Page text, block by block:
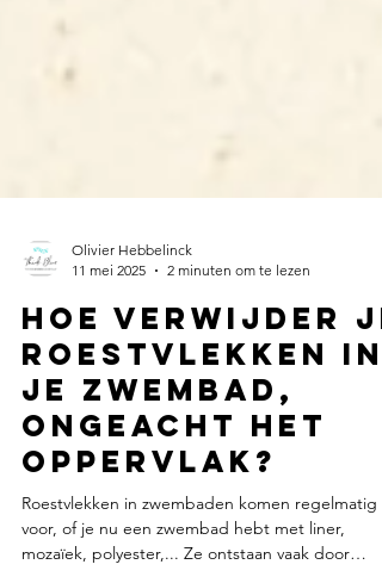
11 mei 2025
2 minuten om te lezen
Hoe verwijder
roestvlekken in
je zwembad,
ongeacht het
oppervlak?
Roestvlekken in zwembaden komen regelmatig